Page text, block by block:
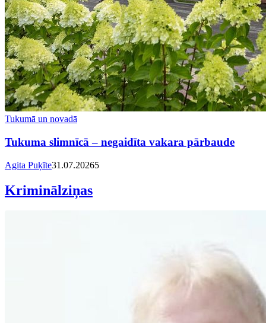
Tukumā un novadā
Tukuma slimnīcā – negaidīta vakara pārbaude
Agita Puķīte31.07.20265
Kriminālziņas